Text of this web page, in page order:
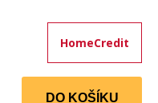
HomeCredit
DO KOŠÍKU